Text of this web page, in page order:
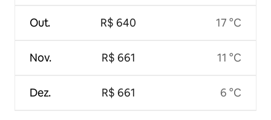
Out.
Nov.
Dez.
R$ 640
R$ 661
R$ 661
17 °C
11 °C
6 °C